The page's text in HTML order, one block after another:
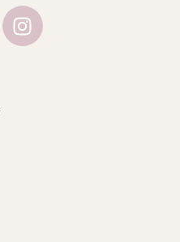
I
n
s